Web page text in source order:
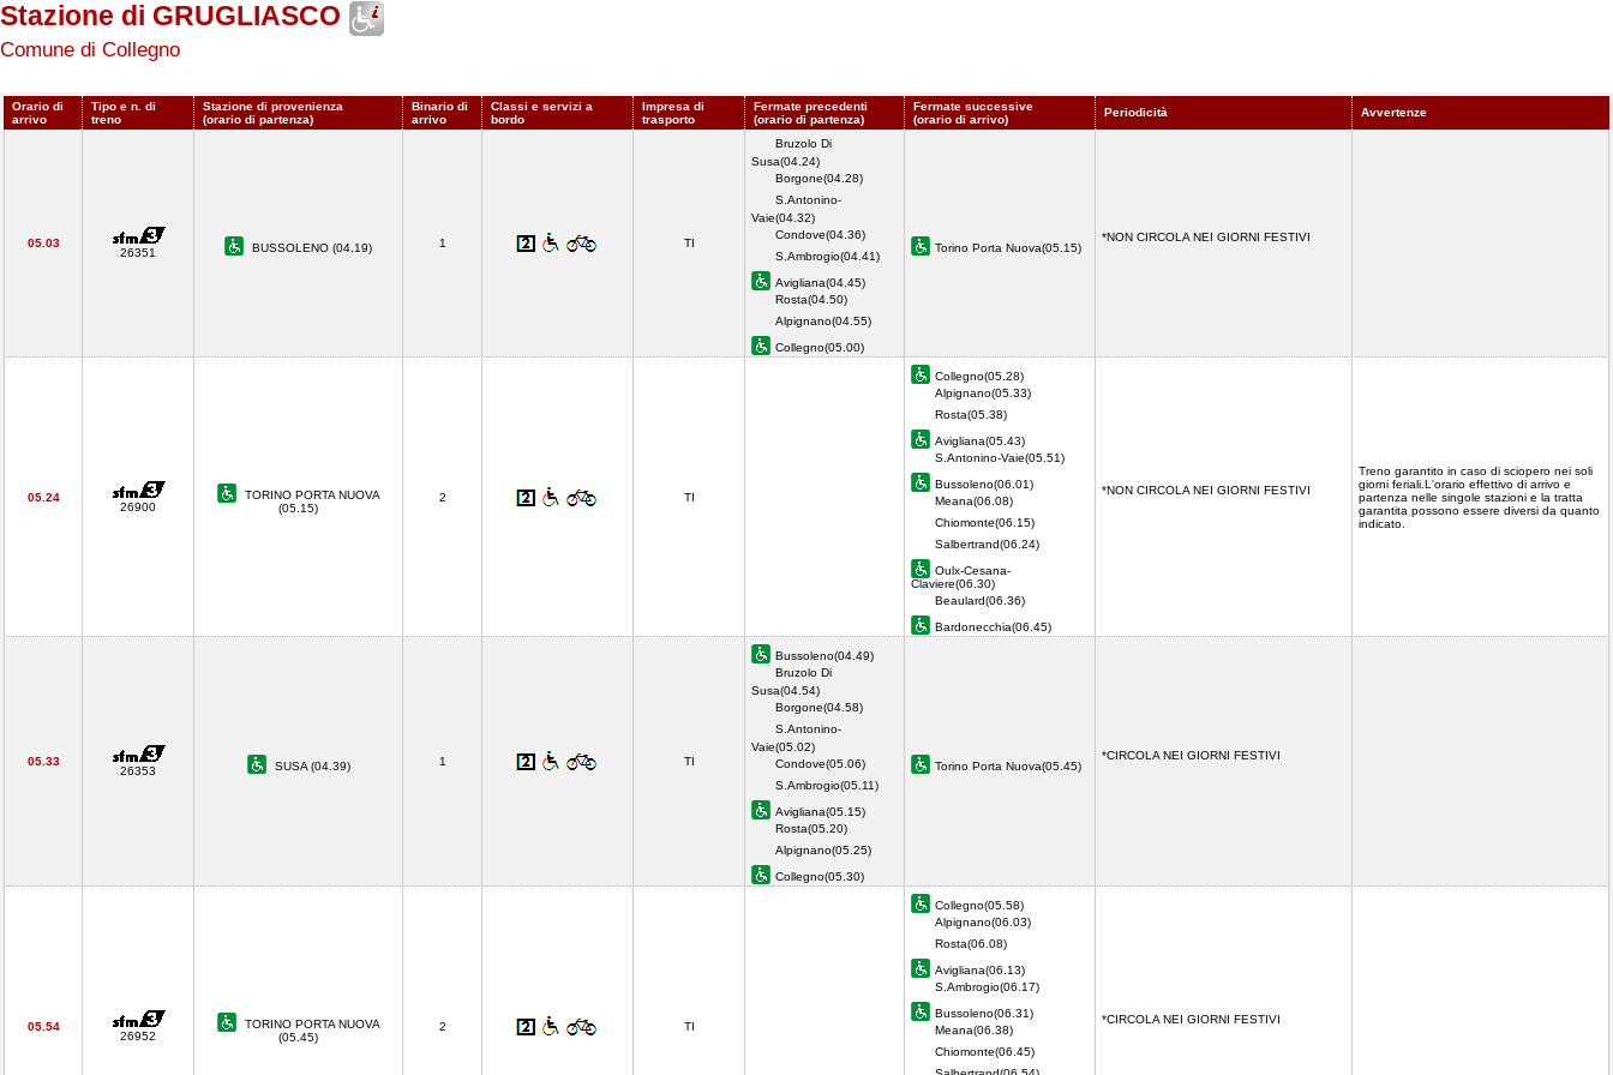
Stazione di GRUGLIASCO
Comune di Collegno
Orario di
arrivo
Tipo e n. di
treno
Stazione di provenienza
(orario di partenza)
Binario di
arrivo
Classi e servizi a
bordo
Impresa di
trasporto
Fermate precedenti
(orario di partenza)
Fermate successive
(orario di arrivo)
Periodicità Avvertenze
05.03
26351 BUSSOLENO (04.19) 1 TI
Bruzolo Di
Susa(04.24)
Borgone(04.28)
S.Antonino-
Vaie(04.32)
Condove(04.36)
S.Ambrogio(04.41)
Avigliana(04.45)
Rosta(04.50)
Alpignano(04.55)
Collegno(05.00)
Torino Porta Nuova(05.15)
*NON CIRCOLA NEI GIORNI FESTIVI
05.24
26900
TORINO PORTA NUOVA
(05.15)
2 TI
Collegno(05.28)
Alpignano(05.33)
Rosta(05.38)
Avigliana(05.43)
S.Antonino-Vaie(05.51)
Bussoleno(06.01)
Meana(06.08)
Chiomonte(06.15)
Salbertrand(06.24)
Oulx-Cesana-
Claviere(06.30)
Beaulard(06.36)
Bardonecchia(06.45)
*NON CIRCOLA NEI GIORNI FESTIVI
Treno garantito in caso di sciopero nei soli
giorni feriali.L'orario effettivo di arrivo e
partenza nelle singole stazioni e la tratta
garantita possono essere diversi da quanto
indicato.
05.33
26353 SUSA (04.39) 1 TI
Bussoleno(04.49)
Bruzolo Di
Susa(04.54)
Borgone(04.58)
S.Antonino-
Vaie(05.02)
Condove(05.06)
S.Ambrogio(05.11)
Avigliana(05.15)
Rosta(05.20)
Alpignano(05.25)
Collegno(05.30)
Torino Porta Nuova(05.45)
*CIRCOLA NEI GIORNI FESTIVI
05.54
26952
TORINO PORTA NUOVA
(05.45)
2 TI
Collegno(05.58)
Alpignano(06.03)
Rosta(06.08)
Avigliana(06.13)
S.Ambrogio(06.17)
Bussoleno(06.31)
Meana(06.38)
Chiomonte(06.45)
*CIRCOLA NEI GIORNI FESTIVI